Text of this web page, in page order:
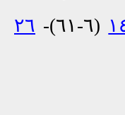
(٦-٦١)-
٢٦